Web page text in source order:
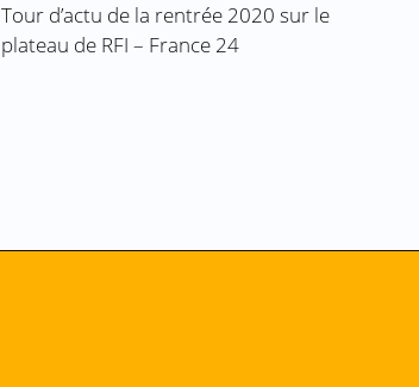
Tour d’actu de la rentrée 2020 sur le
plateau de RFI – France 24